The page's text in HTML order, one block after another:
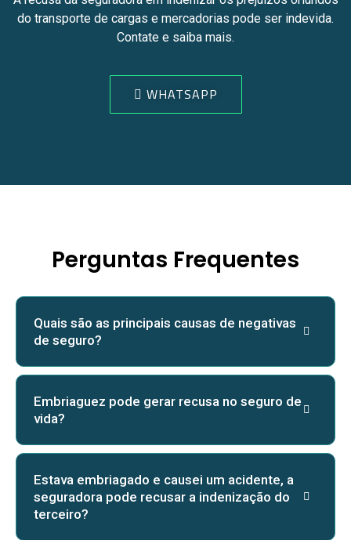
do transporte de cargas e mercadorias pode ser indevida.
Contate e saiba mais.
WHATSAPP
Perguntas Frequentes
Quais são as principais causas de negativas
de seguro?
Embriaguez pode gerar recusa no seguro de
vida?
Estava embriagado e causei um acidente, a
seguradora pode recusar a indenização do
terceiro?